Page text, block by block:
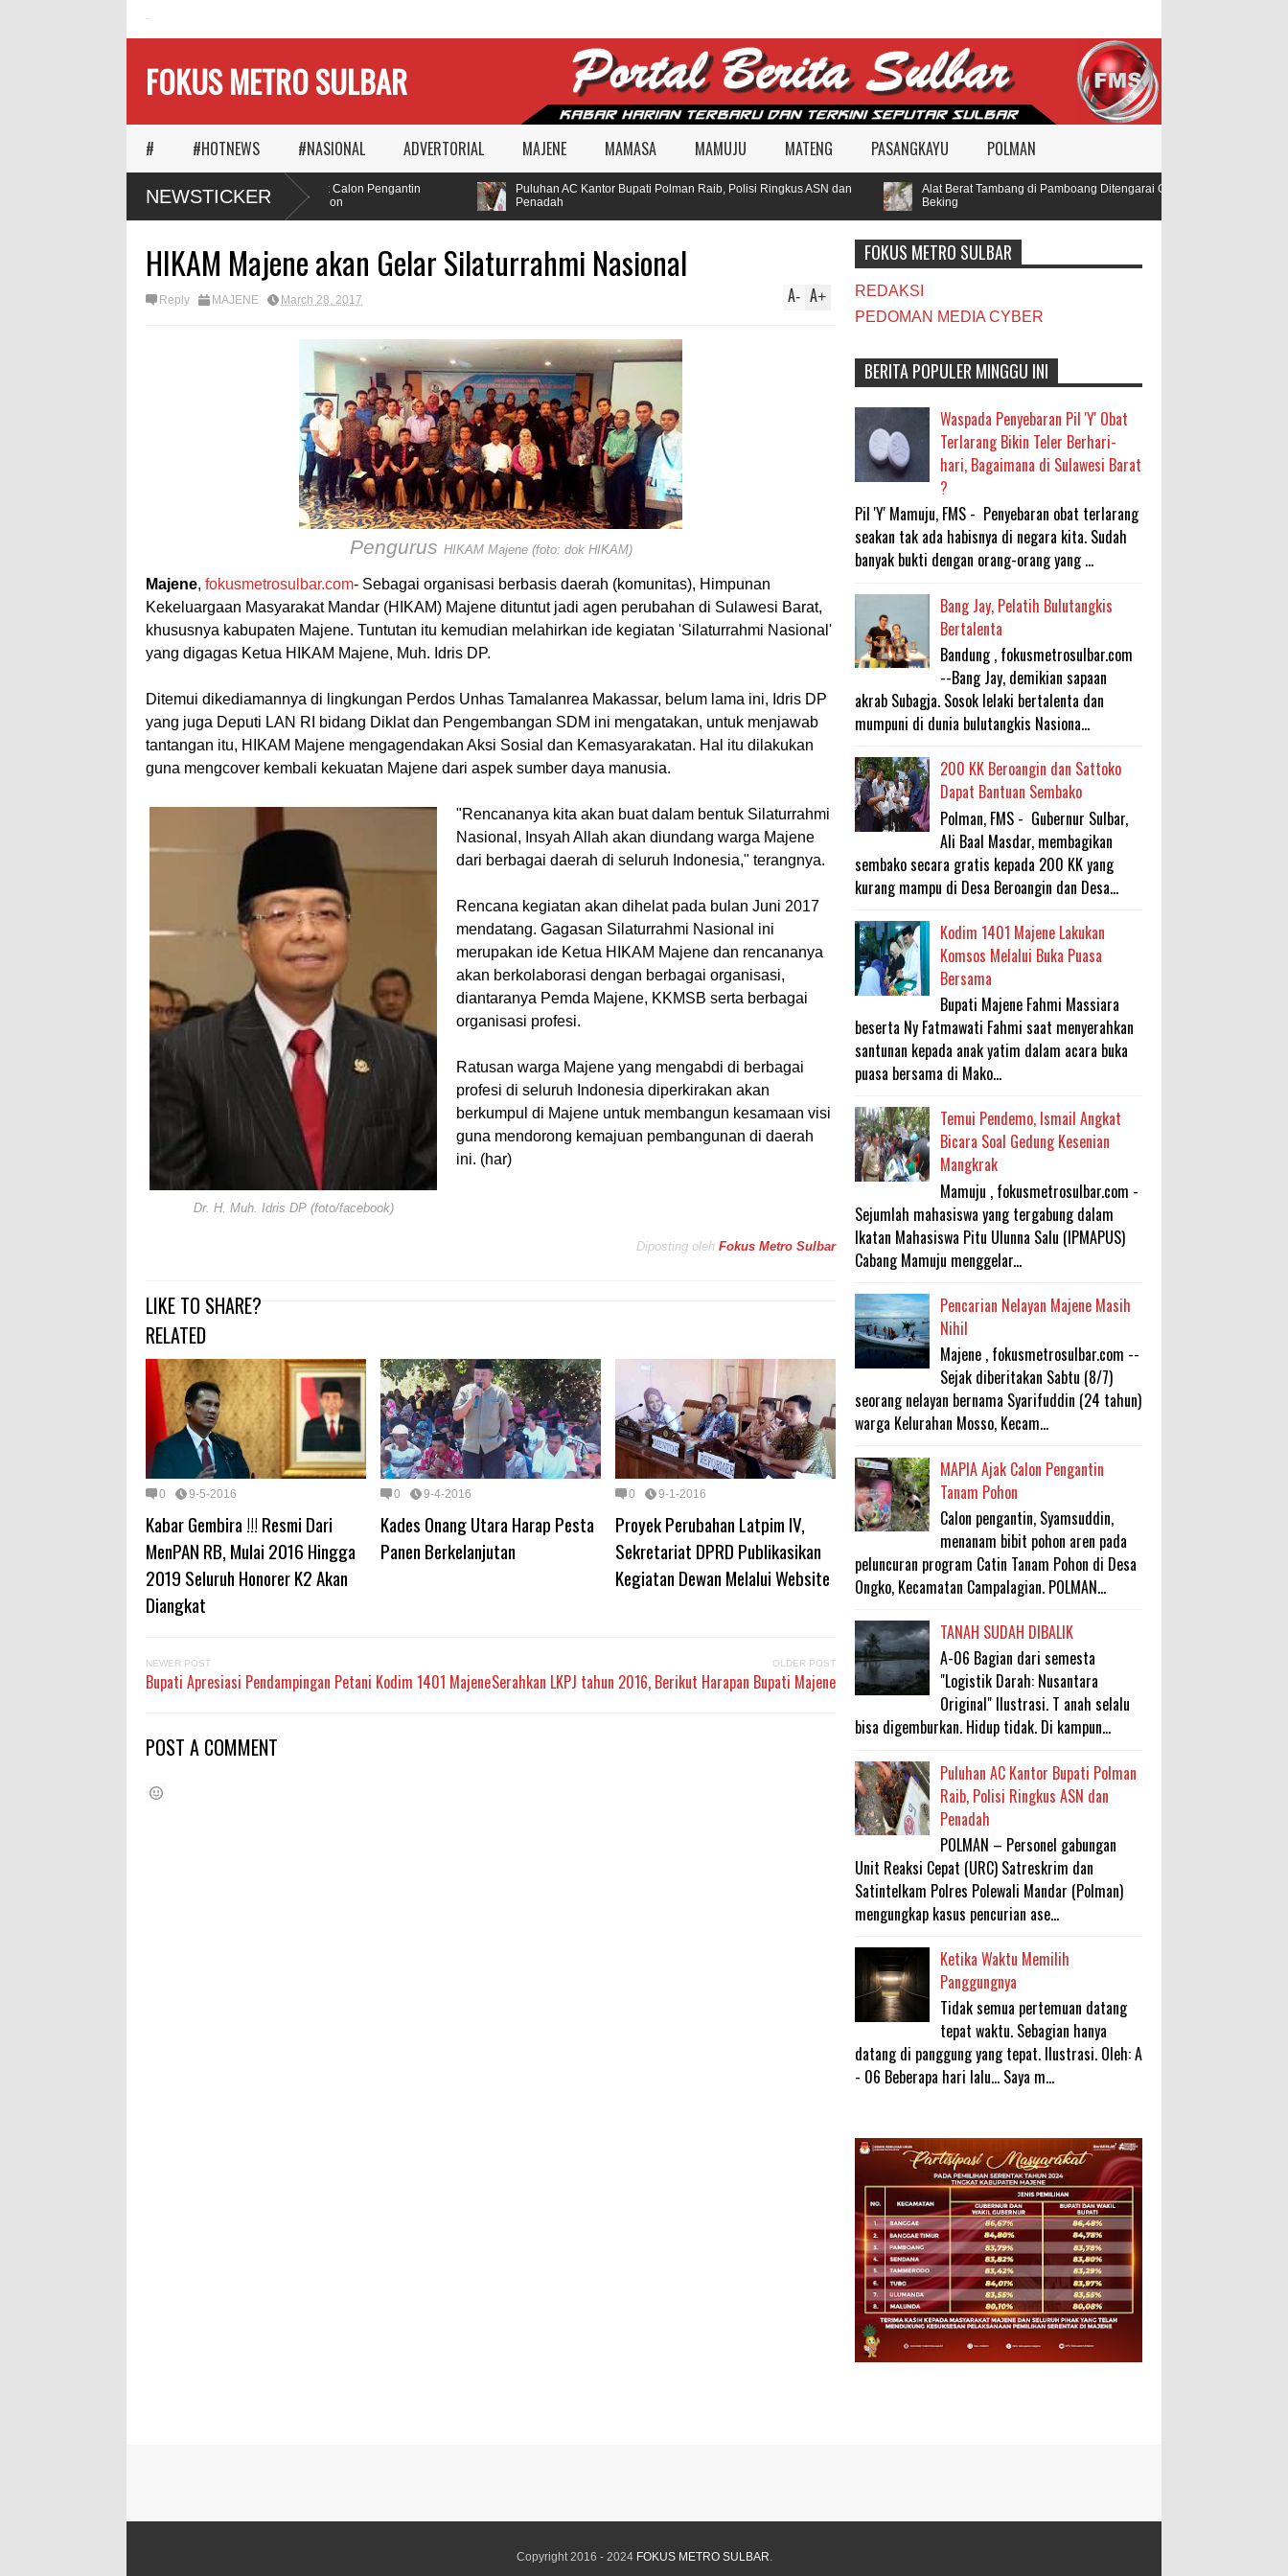
FOKUS METRO SULBAR
# #HOTNEWS #NASIONAL ADVERTORIAL MAJENE MAMASA MAMUJU MATENG PASANGKAYU POLMAN
NEWSTICKER
Ketika Waktu Memilih
MAPIA Ajak Calon Pengantin
Tanam Pohon
Puluhan AC Kantor Bupati Polman Raib, Polisi Ringkus ASN dan
Penadah
Alat Berat Tambang di Pamboang Ditengarai Gunakan BBM Subsidi,
Beking
HIKAM Majene akan Gelar Silaturrahmi Nasional
Reply MAJENE March 28, 2017 A+
A-
Pengurus HIKAM Majene (foto: dok HIKAM)
Majene, fokusmetrosulbar.com- Sebagai organisasi berbasis daerah (komunitas), Himpunan
Kekeluargaan Masyarakat Mandar (HIKAM) Majene dituntut jadi agen perubahan di Sulawesi Barat,
khususnya kabupaten Majene. Tuntutan itu kemudian melahirkan ide kegiatan 'Silaturrahmi Nasional'
yang digagas Ketua HIKAM Majene, Muh. Idris DP.
Ditemui dikediamannya di lingkungan Perdos Unhas Tamalanrea Makassar, belum lama ini, Idris DP
yang juga Deputi LAN RI bidang Diklat dan Pengembangan SDM ini mengatakan, untuk menjawab
tantangan itu, HIKAM Majene mengagendakan Aksi Sosial dan Kemasyarakatan. Hal itu dilakukan
guna mengcover kembali kekuatan Majene dari aspek sumber daya manusia.
Dr. H. Muh. Idris DP (foto/facebook)
"Rencananya kita akan buat dalam bentuk Silaturrahmi
Nasional, Insyah Allah akan diundang warga Majene
dari berbagai daerah di seluruh Indonesia," terangnya.
Rencana kegiatan akan dihelat pada bulan Juni 2017
mendatang. Gagasan Silaturrahmi Nasional ini
merupakan ide Ketua HIKAM Majene dan rencananya
akan berkolaborasi dengan berbagai organisasi,
diantaranya Pemda Majene, KKMSB serta berbagai
organisasi profesi.
Ratusan warga Majene yang mengabdi di berbagai
profesi di seluruh Indonesia diperkirakan akan
berkumpul di Majene untuk membangun kesamaan visi
guna mendorong kemajuan pembangunan di daerah
ini. (har)
Diposting oleh Fokus Metro Sulbar
LIKE TO SHARE?
RELATED
0 9-5-2016
Kabar Gembira !!! Resmi Dari
MenPAN RB, Mulai 2016 Hingga
2019 Seluruh Honorer K2 Akan
Diangkat
0 9-4-2016
Kades Onang Utara Harap Pesta
Panen Berkelanjutan
0 9-1-2016
Proyek Perubahan Latpim IV,
Sekretariat DPRD Publikasikan
Kegiatan Dewan Melalui Website
NEWER POST
Bupati Apresiasi Pendampingan Petani Kodim 1401 Majene
OLDER POST
Serahkan LKPJ tahun 2016, Berikut Harapan Bupati Majene
POST A COMMENT
FOKUS METRO SULBAR
REDAKSI
PEDOMAN MEDIA CYBER
BERITA POPULER MINGGU INI
Waspada Penyebaran Pil 'Y' Obat
Terlarang Bikin Teler Berhari-
hari, Bagaimana di Sulawesi Barat
?
Pil 'Y' Mamuju, FMS - Penyebaran obat terlarang
seakan tak ada habisnya di negara kita. Sudah
banyak bukti dengan orang-orang yang ...
Bang Jay, Pelatih Bulutangkis
Bertalenta
Bandung , fokusmetrosulbar.com
--Bang Jay, demikian sapaan
akrab Subagja. Sosok lelaki bertalenta dan
mumpuni di dunia bulutangkis Nasiona...
200 KK Beroangin dan Sattoko
Dapat Bantuan Sembako
Polman, FMS - Gubernur Sulbar,
Ali Baal Masdar, membagikan
sembako secara gratis kepada 200 KK yang
kurang mampu di Desa Beroangin dan Desa...
Kodim 1401 Majene Lakukan
Komsos Melalui Buka Puasa
Bersama
Bupati Majene Fahmi Massiara
beserta Ny Fatmawati Fahmi saat menyerahkan
santunan kepada anak yatim dalam acara buka
puasa bersama di Mako...
Temui Pendemo, Ismail Angkat
Bicara Soal Gedung Kesenian
Mangkrak
Mamuju , fokusmetrosulbar.com -
Sejumlah mahasiswa yang tergabung dalam
Ikatan Mahasiswa Pitu Ulunna Salu (IPMAPUS)
Cabang Mamuju menggelar...
Pencarian Nelayan Majene Masih
Nihil
Majene , fokusmetrosulbar.com --
Sejak diberitakan Sabtu (8/7)
seorang nelayan bernama Syarifuddin (24 tahun)
warga Kelurahan Mosso, Kecam...
MAPIA Ajak Calon Pengantin
Tanam Pohon
Calon pengantin, Syamsuddin,
menanam bibit pohon aren pada
peluncuran program Catin Tanam Pohon di Desa
Ongko, Kecamatan Campalagian. POLMAN...
TANAH SUDAH DIBALIK
A-06 Bagian dari semesta
"Logistik Darah: Nusantara
Original" Ilustrasi. T anah selalu
bisa digemburkan. Hidup tidak. Di kampun...
Puluhan AC Kantor Bupati Polman
Raib, Polisi Ringkus ASN dan
Penadah
POLMAN – Personel gabungan
Unit Reaksi Cepat (URC) Satreskrim dan
Satintelkam Polres Polewali Mandar (Polman)
mengungkap kasus pencurian ase...
Ketika Waktu Memilih
Panggungnya
Tidak semua pertemuan datang
tepat waktu. Sebagian hanya
datang di panggung yang tepat. Ilustrasi. Oleh: A
- 06 Beberapa hari lalu... Saya m...
Copyright 2016 - 2024 FOKUS METRO SULBAR.